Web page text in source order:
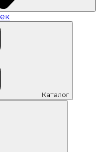
Каталог